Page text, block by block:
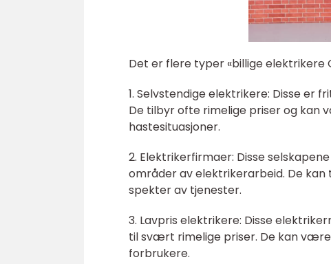
Det er flere typer «billige elektrikere
1. Selvstendige elektrikere: Disse er
De tilbyr ofte rimelige priser og kan
hastesituasjoner.
2. Elektrikerfirmaer: Disse
områder av elektrikerarbeid. De
spekter av tjenester.
3. Lavpris elektrikere: Disse
til svært rimelige priser. De kan
forbrukere.